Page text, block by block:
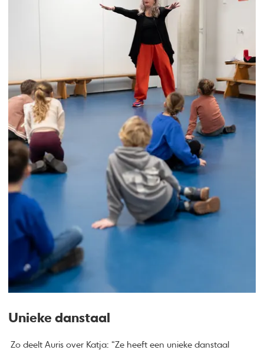
Unieke danstaal
Zo deelt Auris over Katja: “Ze heeft een unieke danstaal